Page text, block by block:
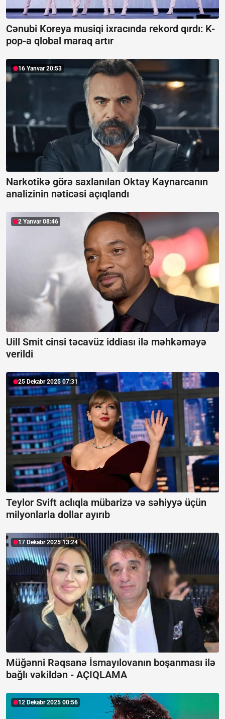
Cənubi Koreya musiqi ixracında rekord qırdı: K-
pop-a qlobal maraq artır
16 Yanvar 20:53
Narkotikə görə saxlanılan Oktay Kaynarcanın
analizinin nəticəsi açıqlandı
2 Yanvar 08:46
Uill Smit cinsi təcavüz iddiası ilə məhkəməyə
verildi
25 Dekabr 2025 07:31
Teylor Svift aclıqla mübarizə və səhiyyə üçün
milyonlarla dollar ayırıb
17 Dekabr 2025 13:24
Müğənni Rəqsanə İsmayılovanın boşanması ilə
bağlı vəkildən - AÇIQLAMA
12 Dekabr 2025 00:56